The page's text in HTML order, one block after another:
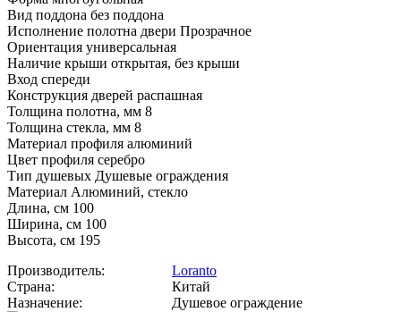
Вид поддона без поддона
Исполнение полотна двери Прозрачное
Ориентация универсальная
Наличие крыши открытая, без крыши
Вход спереди
Конструкция дверей распашная
Толщина полотна, мм 8
Толщина стекла, мм 8
Материал профиля алюминий
Цвет профиля серебро
Тип душевых Душевые ограждения
Материал Алюминий, стекло
Длина, см 100
Ширина, см 100
Высота, см 195
Производитель:
Loranto
Страна:
Китай
Назначение:
Душевое ограждение